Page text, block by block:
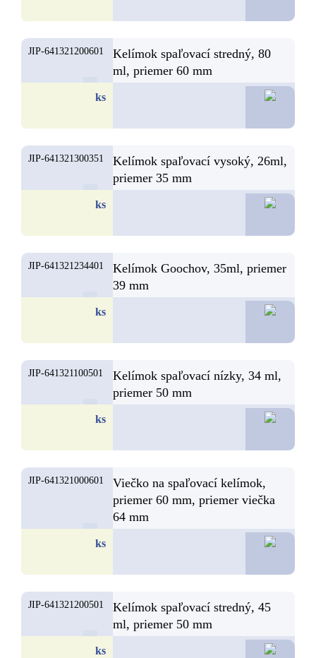
JIP-641321200601
Kelímok spaľovací stredný, 80
ml, priemer 60 mm
ks
JIP-641321300351
Kelímok spaľovací vysoký, 26ml,
priemer 35 mm
ks
JIP-641321234401
Kelímok Goochov, 35ml, priemer
39 mm
ks
JIP-641321100501
Kelímok spaľovací nízky, 34 ml,
priemer 50 mm
ks
JIP-641321000601
Viečko na spaľovací kelímok,
priemer 60 mm, priemer viečka
64 mm
ks
JIP-641321200501
Kelímok spaľovací stredný, 45
ml, priemer 50 mm
ks